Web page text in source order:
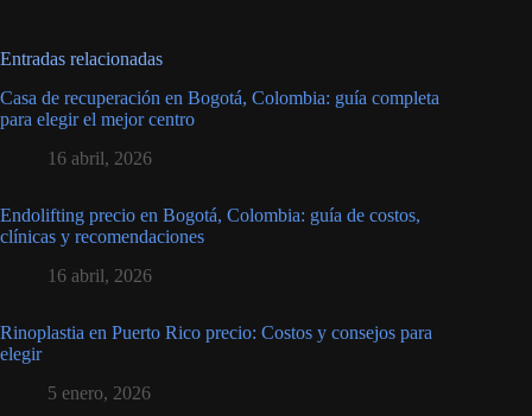
Entradas relacionadas
Casa de recuperación en Bogotá, Colombia: guía completa
para elegir el mejor centro
16 abril, 2026
Endolifting precio en Bogotá, Colombia: guía de costos,
clínicas y recomendaciones
16 abril, 2026
Rinoplastia en Puerto Rico precio: Costos y consejos para
elegir
5 enero, 2026